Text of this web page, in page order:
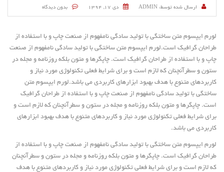
ارسال شده توسط: دی ۱۷, ۱۳۹۴ بدون دیدگاه
لورم ایپسوم متن ساختگی با تولید سادگی نامفهوم از صنعت چاپ و با استفاده از
طراحان گرافیک است.لورم ایپسوم متن ساختگی با تولید سادگی نامفهوم از صنعت
چاپ و با استفاده از طراحان گرافیک است. چاپگرها و متون بلکه روزنامه و مجله در
ستون و سطرآنچنان که لازم است و برای شرایط فعلی تکنولوژی مورد نیاز و
کاربردهای متنوع با هدف بهبود ابزارهای کاربردی می باشد.لورم ایپسوم متن
ساختگی با تولید سادگی نامفهوم از صنعت چاپ و با استفاده از طراحان گرافیک
است. چاپگرها و متون بلکه روزنامه و مجله در ستون و سطرآنچنان که لازم است و
برای شرایط فعلی تکنولوژی مورد نیاز و کاربردهای متنوع با هدف بهبود ابزارهای
کاربردی می باشد.
لورم ایپسوم متن ساختگی با تولید سادگی نامفهوم از صنعت چاپ و با استفاده از
طراحان گرافیک است. چاپگرها و متون بلکه روزنامه و مجله در ستون و سطرآنچنان
که لازم است و برای شرایط فعلی تکنولوژی مورد نیاز و کاربردهای متنوع با هدف